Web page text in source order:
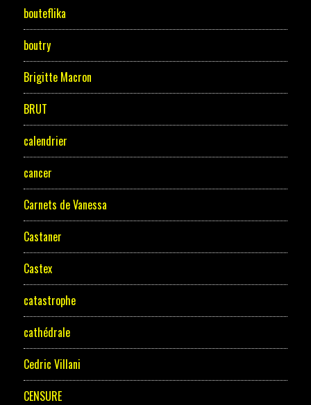
bouteflika
boutry
Brigitte Macron
BRUT
calendrier
cancer
Carnets de Vanessa
Castaner
Castex
catastrophe
cathédrale
Cedric Villani
CENSURE